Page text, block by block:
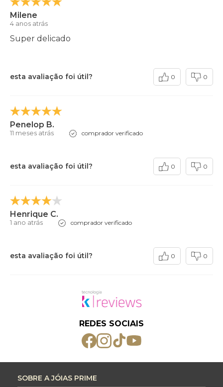
Milene
4 anos atrás
Super delicado
esta avaliação foi útil? 0 0
Penelop B.
11 meses atrás comprador verificado
esta avaliação foi útil? 0 0
Henrique C.
1 ano atrás comprador verificado
esta avaliação foi útil? 0 0
REDES SOCIAIS
SOBRE A JÓIAS PRIME